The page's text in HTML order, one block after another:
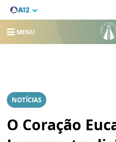
MENU
NOTÍCIAS
O Coração